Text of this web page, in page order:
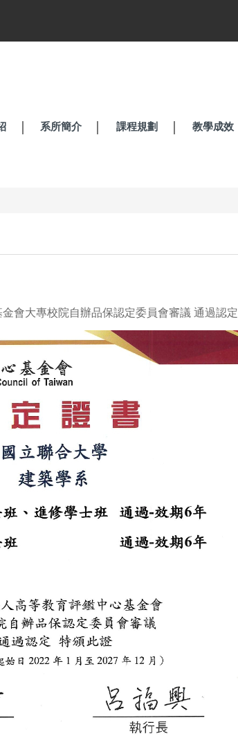
系所簡介 課程規劃 教學成效
會大專校院自辦品保認定委員會審議 通過認定